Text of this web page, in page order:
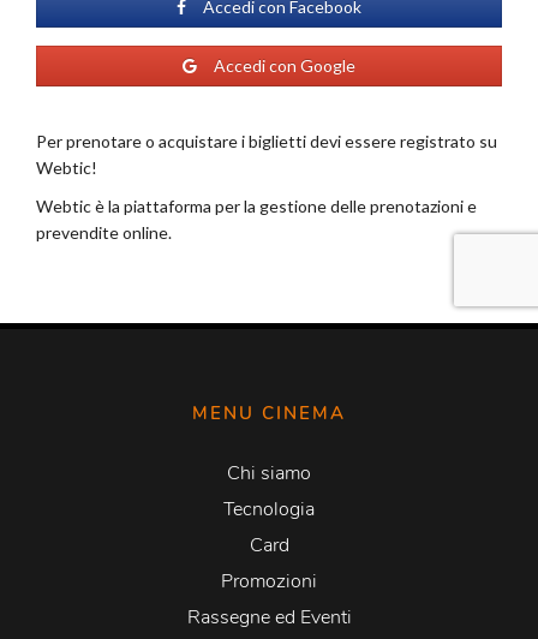
MENU CINEMA
Chi siamo
Tecnologia
Card
Promozioni
Rassegne ed Eventi